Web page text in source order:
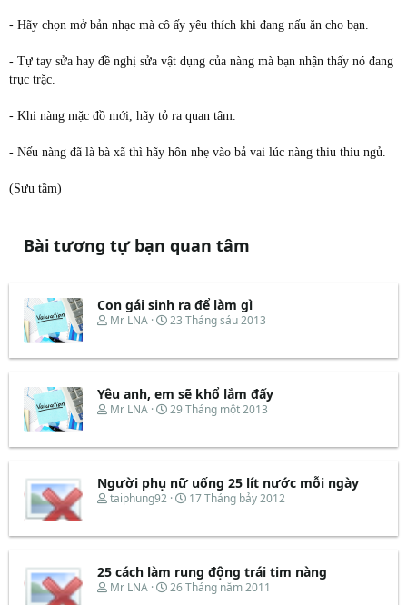
- Hãy chọn mở bản nhạc mà cô ấy yêu thích khi đang nấu ăn cho bạn.
- Tự tay sửa hay đề nghị sửa vật dụng của nàng mà bạn nhận thấy nó đang
trục trặc.
- Khi nàng mặc đồ mới, hãy tỏ ra quan tâm.
- Nếu nàng đã là bà xã thì hãy hôn nhẹ vào bả vai lúc nàng thiu thiu ngủ.
(Sưu tầm)
Bài tương tự bạn quan tâm
Con gái sinh ra để làm gì
T
e
d
s
r
e
r
Mr LNA
N
y
ắ
t
u
23 Tháng sáu 2013
Yêu anh, em sẽ khổ lắm đấy
T
e
d
s
r
e
r
Mr LNA
N
y
ắ
t
u
29 Tháng một 2013
Người phụ nữ uống 25 lít nước mỗi ngày
T
e
d
s
taiphung92
N
y
ắ
t
17 Tháng bảy 2012
25 cách làm rung động trái tim nàng
T
Mr LNA
N
26 Tháng năm 2011